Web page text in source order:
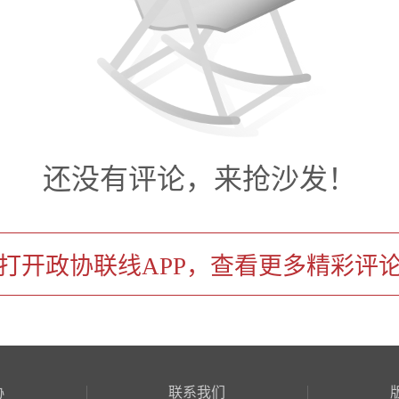
协跨界别活动的广度和深度。
还没有评论，来抢沙发！
开政协联线APP，查看更多精彩评
联系我们